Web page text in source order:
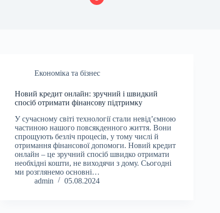
Економіка та бізнес
Новий кредит онлайн: зручний і швидкий
спосіб отримати фінансову підтримку
У сучасному світі технології стали невід’ємною
частиною нашого повсякденного життя. Вони
спрощують безліч процесів, у тому числі й
отримання фінансової допомоги. Новий кредит
онлайн – це зручний спосіб швидко отримати
необхідні кошти, не виходячи з дому. Сьогодні
ми розглянемо основні…
admin
05.08.2024